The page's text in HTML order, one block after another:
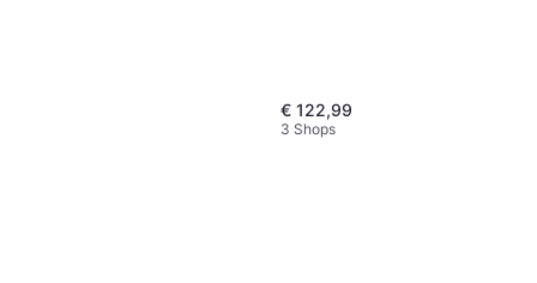
€ 122,99
3 Shops